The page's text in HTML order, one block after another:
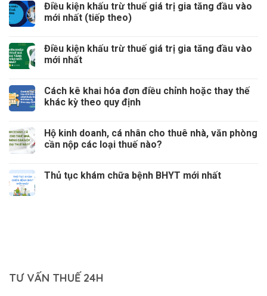
Điều kiện khấu trừ thuế giá trị gia tăng đầu vào
mới nhất (tiếp theo)
Điều kiện khấu trừ thuế giá trị gia tăng đầu vào
mới nhất
Cách kê khai hóa đơn điều chỉnh hoặc thay thế
khác kỳ theo quy định
Hộ kinh doanh, cá nhân cho thuê nhà, văn phòng
cần nộp các loại thuế nào?
Thủ tục khám chữa bệnh BHYT mới nhất
TƯ VẤN THUẾ 24H